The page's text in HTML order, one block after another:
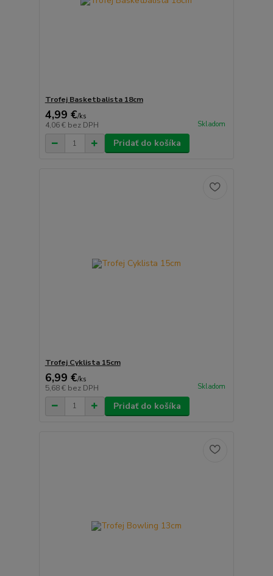
Trofej Basketbalista 18cm
4,99 €/ks
4,06 € bez DPH Skladom
Pridať do košíka
Trofej Cyklista 15cm
6,99 €/ks
5,68 € bez DPH Skladom
Pridať do košíka